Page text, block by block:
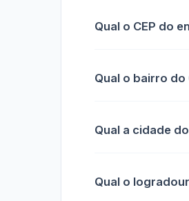
Qual o CEP do
Qual o bairro do
Qual a cidade
Qual o